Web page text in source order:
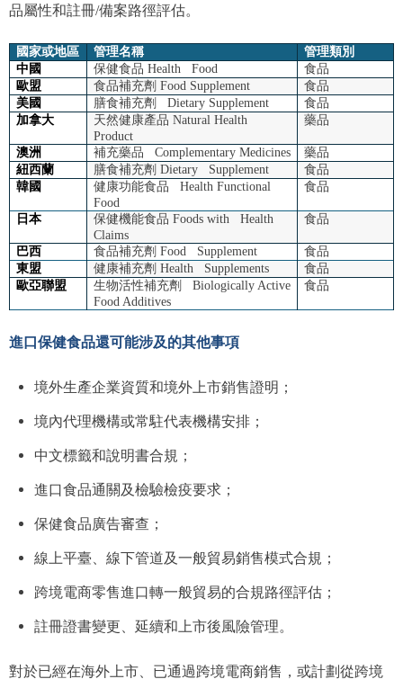
品屬性和註冊/備案路徑評估。
國家或地區 管理名稱
管理類別
中國
保健食品 Health Food 食品
歐盟 食品補充劑 Food Supplement 食品
美國 膳食補充劑 Dietary Supplement 食品
加拿大
天然健康產品 Natural Health
Product
藥品
澳洲 補充藥品 Complementary Medicines 藥品
紐西蘭 膳食補充劑 Dietary Supplement 食品
韓國
健康功能食品 Health Functional
Food
食品
日本
保健機能食品 Foods with Health
Claims
食品
巴西 食品補充劑 Food Supplement 食品
東盟 健康補充劑 Health Supplements 食品
歐亞聯盟
生物活性補充劑 Biologically Active
Food Additives
食品
進口保健食品還可能涉及的其他事項
境外生產企業資質和境外上市銷售證明；
境內代理機構或常駐代表機構安排；
中文標籤和說明書合規；
進口食品通關及檢驗檢疫要求；
保健食品廣告審查；
線上平臺、線下管道及一般貿易銷售模式合規；
跨境電商零售進口轉一般貿易的合規路徑評估；
註冊證書變更、延續和上市後風險管理。
對於已經在海外上市、已通過跨境電商銷售，或計劃從跨境